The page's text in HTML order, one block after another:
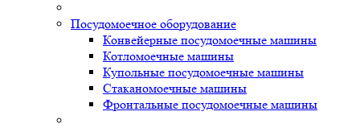
Посудомоечное оборудование
Конвейерные посудомоечные машины
Котломоечные машины
Купольные посудомоечные машины
Стаканомоечные машины
Фронтальные посудомоечные машины